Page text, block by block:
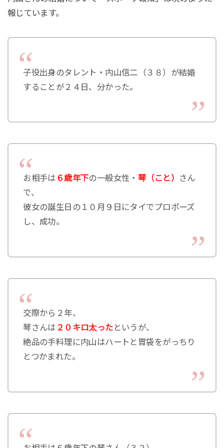
報じています。
子役出身のタレント・内山信二（３８）が結婚
することが２４日、分かった。
お相手は ６歳年下の一般女性・ 琴（こと）
さん
で、
彼女の誕生日の１０月９日にタイでプロポーズ
し、成功。
交際から２年、
琴さんは ２０キロ太った というが、
絶品の手料理に内山はハートと胃袋をがっちり
とつかまれた。